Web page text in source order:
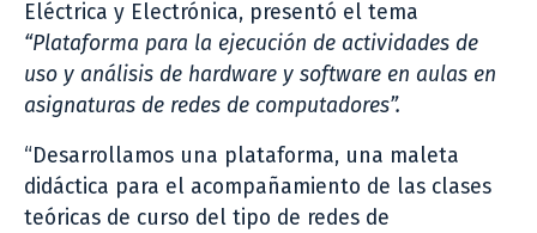
Eléctrica y Electrónica, presentó el tema
“Plataforma para la ejecución de actividades de
uso y análisis de hardware y software en aulas en
asignaturas de redes de computadores”.
“Desarrollamos una plataforma, una maleta
didáctica para el acompañamiento de las clases
teóricas de curso del tipo de redes de